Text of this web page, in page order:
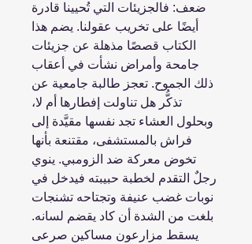
ضعف: فالجزيئات التي تُحيينا قادرة
أيضًا على تخريب عقولنا. يضم هذا
الكتاب قصصًا مذهلة عن جزيئات
جامحة وأمراض نشأت في أعقاب
ذلك الجموح. تعجز طالبة جامعية عن
تذكُّر هل تناولت إفطارها أم لا،
وبحلول العشاء تجد نفسها مقيَّدة إلى
فراش بالمستشفى، مقتنعة بأنها
تخوض معركة ضد الزومبي. ينوي
رجلٌ التقدم لخطبة حبيبته فيدخل في
نوبات غضب عنيفة وتجتاحه تشنجات
بلغت من الشدة أن كاد يقضم لسانه.
يسقط مزارعون مساكين صرعى